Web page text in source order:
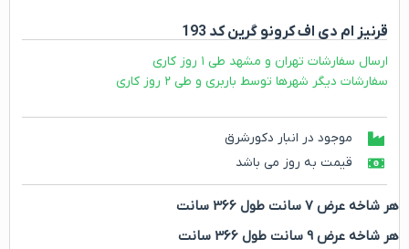
قرنیز ام دی اف کرونو گرین کد 193
ارسال سفارشات تهران و مشهد طی ۱ روز کاری
سفارشات دیگر شهرها توسط باربری و طی ۲ روز کاری
موجود در انبار دکورشرق
قیمت به روز می باشد
هر شاخه عرض 7 سانت طول 366 سانت
هر شاخه عرض 9 سانت طول 366 سانت